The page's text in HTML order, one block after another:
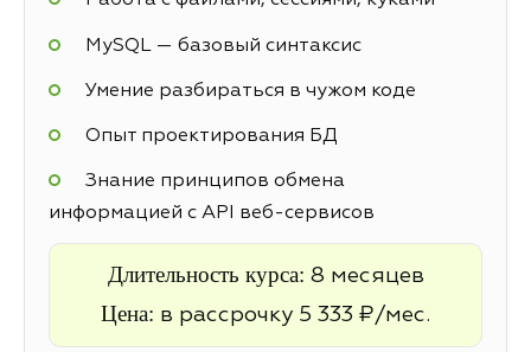
MySQL — базовый синтаксис
Умение разбираться в чужом коде
Опыт проектирования БД
Знание принципов обмена
информацией с API веб-сервисов
Длительность курса: 8 месяцев
Цена: в рассрочку 5 333 ₽/мес.